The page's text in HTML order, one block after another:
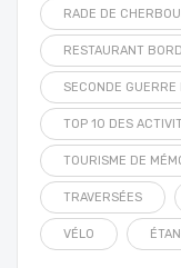
RADE DE
RESTAURANT
SECONDE GUERRE
TOP 10 DES
TOURISME DE
TRAVERSÉES
VÉLO